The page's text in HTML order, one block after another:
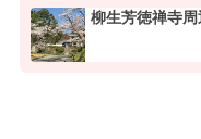
柳生芳徳禅寺周